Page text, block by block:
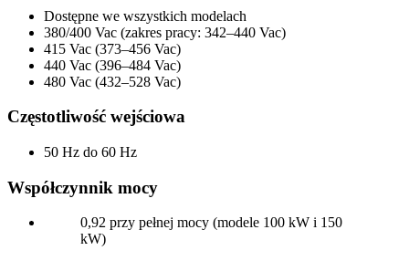
Dostępne we wszystkich modelach
380/400 Vac (zakres pracy: 342–440 Vac)
415 Vac (373–456 Vac)
440 Vac (396–484 Vac)
480 Vac (432–528 Vac)
Częstotliwość wejściowa
50 Hz do 60 Hz
Współczynnik mocy
0,92 przy pełnej mocy (modele 100 kW i 150
kW)